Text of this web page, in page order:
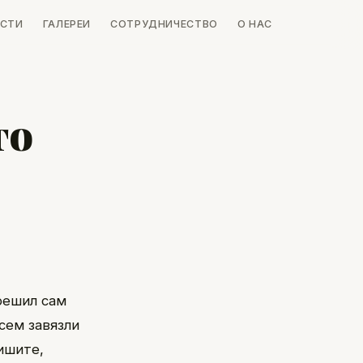
ГАЛЕРЕИ СОТРУДНИЧЕСТВО О НАС
сам
завязли